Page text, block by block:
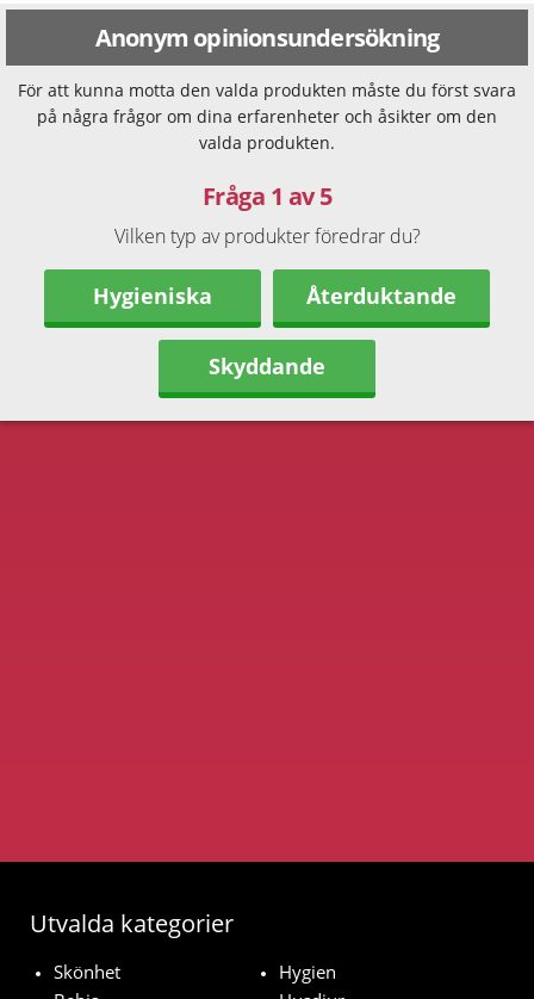
Anonym opinionsundersökning
För att kunna motta den valda produkten måste du först svara
på några frågor om dina erfarenheter och åsikter om den
valda produkten.
Fråga 1 av 5
Vilken typ av produkter föredrar du?
Hygieniska Återduktande
Skyddande
Utvalda kategorier
Skönhet
Hygien